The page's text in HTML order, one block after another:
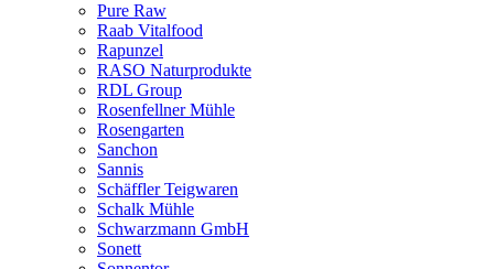
Pure Raw
Raab Vitalfood
Rapunzel
RASO Naturprodukte
RDL Group
Rosenfellner Mühle
Rosengarten
Sanchon
Sannis
Schäffler Teigwaren
Schalk Mühle
Schwarzmann GmbH
Sonett